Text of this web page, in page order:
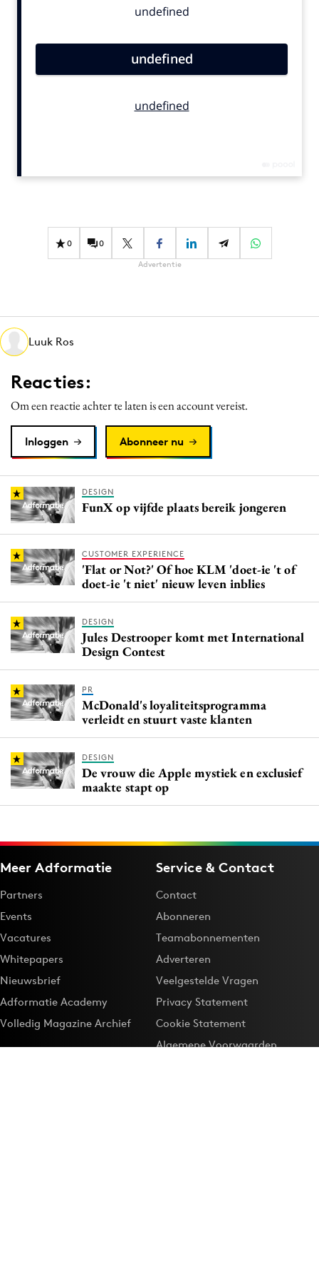
Contentmarketing
Effectiviteit
Gedragsverandering
Martech
Media
Merkstrategie
PR
Programmatic
Reputatie & crisis
0 0
Advertentie
Luuk Ros
Reacties:
Om een reactie achter te laten is een account vereist.
Inloggen Abonneer nu
DESIGN
FunX op vijfde plaats bereik jongeren
CUSTOMER EXPERIENCE
'Flat or Not?' Of hoe KLM 'doet-ie 't of
doet-ie 't niet' nieuw leven inblies
DESIGN
Jules Destrooper komt met International
Design Contest
PR
McDonald's loyaliteitsprogramma
verleidt en stuurt vaste klanten
DESIGN
De vrouw die Apple mystiek en exclusief
maakte stapt op
Meer Adformatie
Partners
Events
Vacatures
Whitepapers
Nieuwsbrief
Adformatie Academy
Volledig Magazine Archief
Service & Contact
Contact
Abonneren
Teamabonnementen
Adverteren
Veelgestelde Vragen
Privacy Statement
Cookie Statement
Algemene Voorwaarden